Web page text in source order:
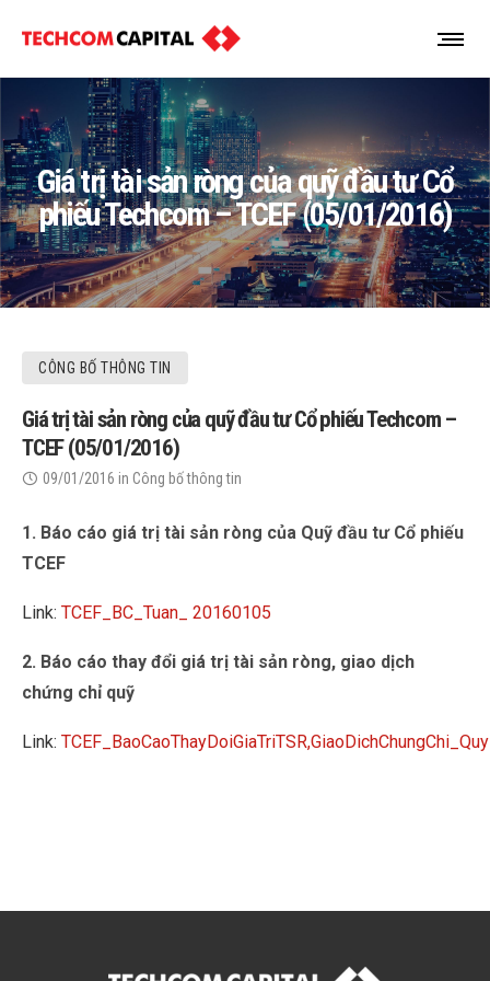
Giá trị tài sản ròng của quỹ đầu tư Cổ
phiếu Techcom – TCEF (05/01/2016)
CÔNG BỐ THÔNG TIN
Giá trị tài sản ròng của quỹ đầu tư Cổ phiếu Techcom –
TCEF (05/01/2016)
09/01/2016 in Công bố thông tin
1. Báo cáo giá trị tài sản ròng của Quỹ đầu tư Cổ phiếu
TCEF
Link: TCEF_BC_Tuan_ 20160105
2. Báo cáo thay đổi giá trị tài sản ròng, giao dịch
chứng chỉ quỹ
Link: